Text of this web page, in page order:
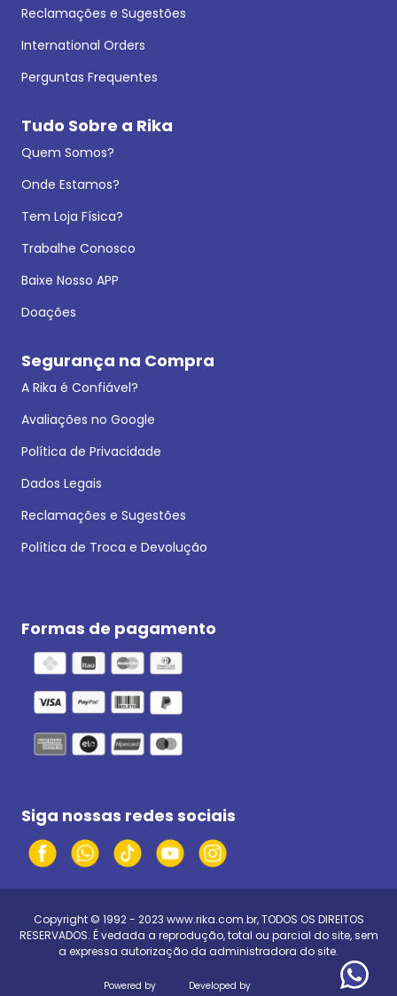
Reclamações e Sugestões
International Orders
Perguntas Frequentes
Tudo Sobre a Rika
Quem Somos?
Onde Estamos?
Tem Loja Física?
Trabalhe Conosco
Baixe Nosso APP
Doações
Segurança na Compra
A Rika é Confiável?
Avaliações no Google
Política de Privacidade
Dados Legais
Reclamações e Sugestões
Política de Troca e Devolução
Formas de pagamento
Siga nossas redes sociais
Copyright © 1992 - 2023 www.rika.com.br, TODOS OS DIREITOS
RESERVADOS. É vedada a reprodução, total ou parcial do site, sem
a expressa autorização da administradora do site.
Powered by Developed by